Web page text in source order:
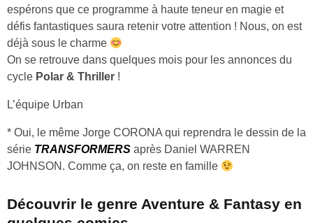
espérons que ce programme à haute teneur en magie et
défis fantastiques saura retenir votre attention ! Nous, on est
déjà sous le charme
On se retrouve dans quelques mois pour les annonces du
cycle Polar & Thriller !
L’équipe Urban
* Oui, le même Jorge CORONA qui reprendra le dessin de la
série TRANSFORMERS après Daniel WARREN
JOHNSON. Comme ça, on reste en famille
Découvrir le genre Aventure & Fantasy en